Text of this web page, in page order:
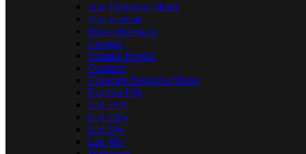
Aux Disjuntor Motor
Aux Lateral
Bloco Retenção
Contato
Contato Frontal
Contator
Conector Disjuntor Motor
Externo DM
Led 110v
Led 220v
Led 24v
Led 48v